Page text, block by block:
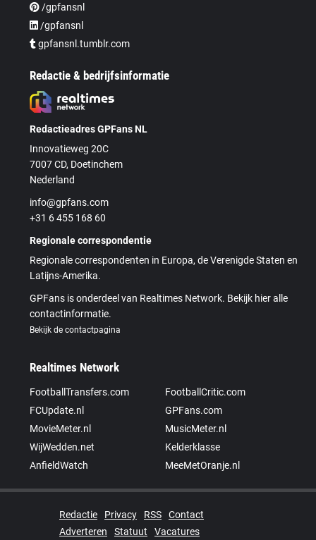
/gpfansnl
/gpfansnl
gpfansnl.tumblr.com
Redactie & bedrijfsinformatie
Redactieadres GPFans NL
Innovatieweg 20C
7007 CD, Doetinchem
Nederland
info@gpfans.com
+31 6 455 168 60
Regionale correspondentie
Regionale correspondenten in Europa, de Verenigde Staten en
Latijns-Amerika.
GPFans is onderdeel van Realtimes Network. Bekijk hier alle
contactinformatie.
Bekijk de contactpagina
Realtimes Network
FootballTransfers.com
FootballCritic.com
FCUpdate.nl
GPFans.com
MovieMeter.nl
MusicMeter.nl
WijWedden.net
Kelderklasse
AnfieldWatch
MeeMetOranje.nl
Redactie Privacy RSS
Contact
Adverteren
Statuut Vacatures